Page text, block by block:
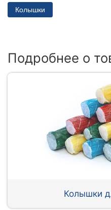
Колышки
Подробнее о
Колышки